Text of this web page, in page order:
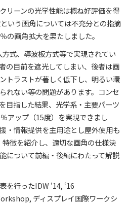
リーンの光学性能は概ね好評価を得
いう画角については不充分との指摘
の画角拡大を果たしました。
式、導波板方式等で実現されてい
の目前を遮光してしまい、後者は画
トラストが著しく低下し、明るい環
れない等の問題があります。コンセ
目指した結果、光学系・主要パーツ
アップ（15度）を実現できまし
・情報提供を主用途とし屋外使用も
徴を紹介し、適切な画角の仕様決
について前編・後編にわたって解説
を行ったIDW ‘14, ‘16
ディスプレイ国際ワークシ